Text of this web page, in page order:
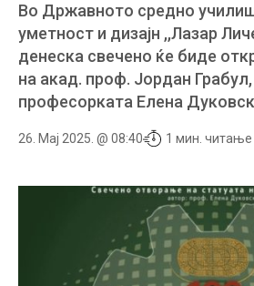
Во Државното средно
уметност и дизајн ,,Лазар
денеска свечено ќе биде
на акад. проф. Јордан
професорката Елена
26. Мај 2025. @ 08:40 1 мин. читање